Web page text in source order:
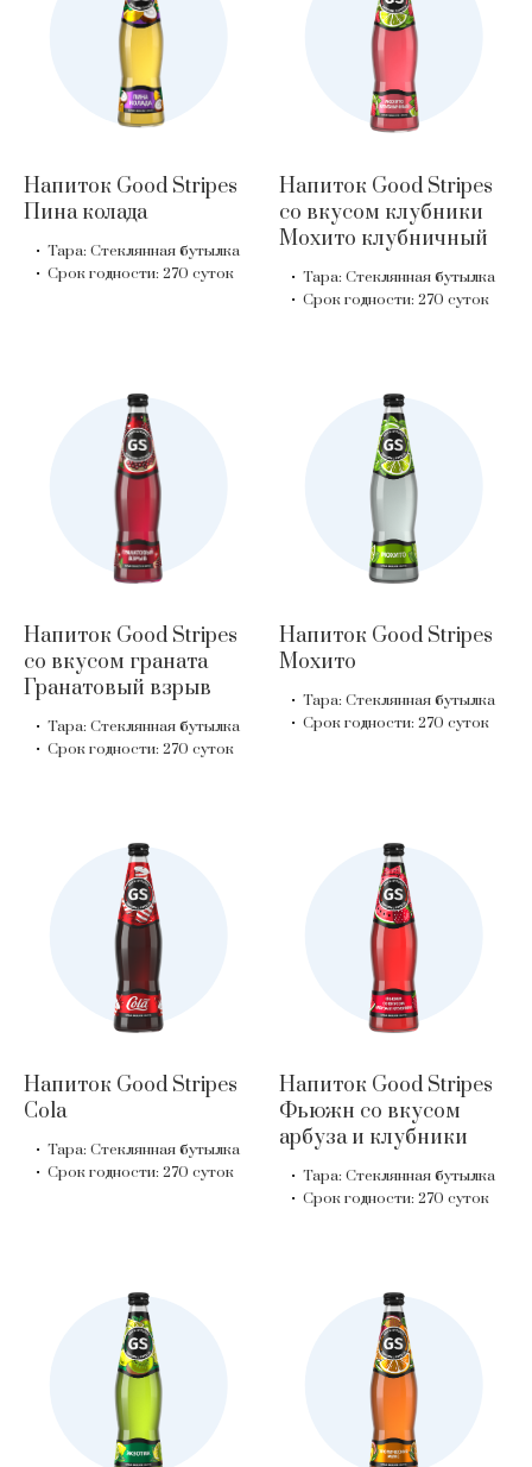
Напиток Good Stripes
Пина колада
Тара: Стеклянная бутылка
Срок годности: 270 суток
Напиток Good Stripes
со вкусом клубники
Мохито клубничный
Тара: Стеклянная бутылка
Срок годности: 270 суток
Напиток Good Stripes
со вкусом граната
Гранатовый взрыв
Тара: Стеклянная бутылка
Срок годности: 270 суток
Напиток Good Stripes
Мохито
Тара: Стеклянная бутылка
Срок годности: 270 суток
Напиток Good Stripes
Cola
Тара: Стеклянная бутылка
Срок годности: 270 суток
Напиток Good Stripes
Фьюжн со вкусом
арбуза и клубники
Тара: Стеклянная бутылка
Срок годности: 270 суток